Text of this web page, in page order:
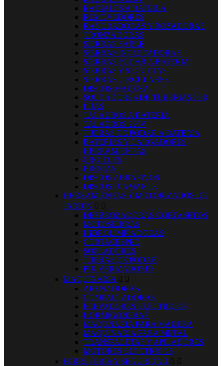
RADIALES A BATERIA
REMOVEDORES
RANURADORAS Y ROZADORAS
TRONZADORAS
SIERRAS SABLE
SIERRAS INGLETADORAS
SIERRAS PODAR A BATERIA
SIERRAS Y SEGUETAS
SIERRAS CIRCULARES
DISCOS MADERA
SOLDADORES DE TUBERIAS PPR
LIJAS
TALADROS A BATERÍA
TALADROS 220V
TIJERAS DE PODAR A BATERIA
BATERIAS Y CARGADORES
HERRAMIENTAS
CINCELES
BROCAS
DISCOS ABRASIVOS
DISCOS DIAMANTE
HERRAMIENTAS Y MOTORIZADOS DE
JARDIN  
DESBROZADORAS CORTASETOS
MOTOSIERRAS
HIDROLIMPIADORAS
CORTACESPED
SOPLADORES
TIJERAS DE PODAR
PULVERIZADORES
MAQUINARIA  
ARENADORAS
COMPACTADORAS
ELEVADORES ELECTRICOS
HORMIGONERAS
MAQUNARIA PARA MADERA
MAQUINARIA PARA METAL
TRANSPALETAS Y APILADORES
MOTORES ELECTRICOS
FERRETERIA Y SEGURIDAD  